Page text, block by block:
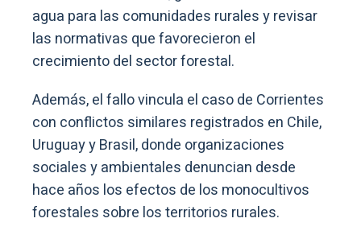
agua para las comunidades rurales y revisar
las normativas que favorecieron el
crecimiento del sector forestal.
Además, el fallo vincula el caso de Corrientes
con conflictos similares registrados en Chile,
Uruguay y Brasil, donde organizaciones
sociales y ambientales denuncian desde
hace años los efectos de los monocultivos
forestales sobre los territorios rurales.